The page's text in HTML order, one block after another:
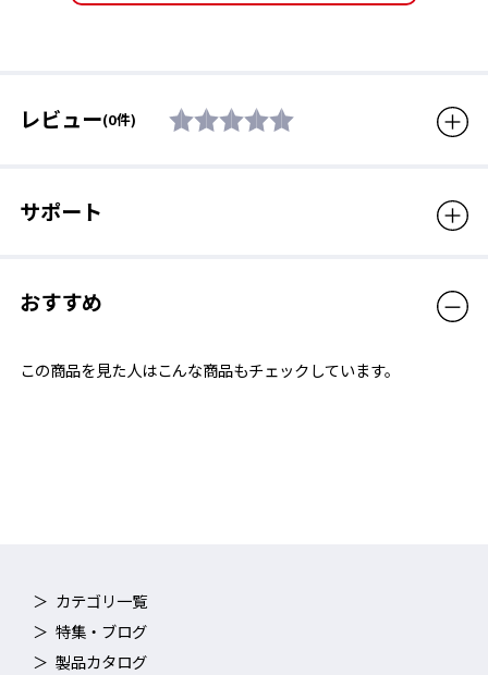
レビュー(0件)
サポート
おすすめ
この商品を見た人はこんな商品もチェックしています。
カテゴリ一覧
特集・ブログ
製品カタログ